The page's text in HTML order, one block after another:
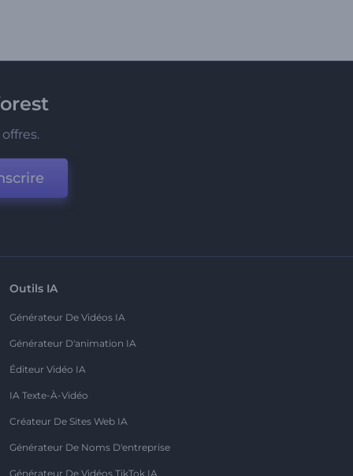
Outils IA
Générateur De Vidéos IA
Générateur D'animation IA
Éditeur Vidéo IA
IA Texte-À-Vidéo
Créateur De Sites Web IA
Générateur De Noms D'entreprise
Générateur De Vidéos TikTok IA